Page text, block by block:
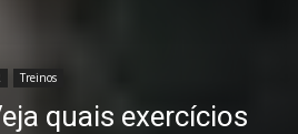
Treinos
quais exercícios